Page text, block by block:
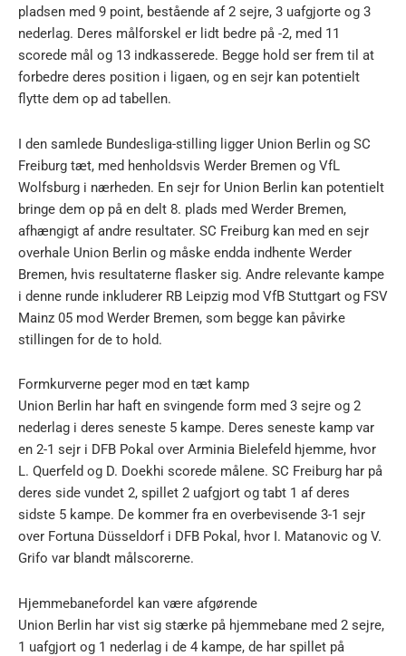
pladsen med 9 point, bestående af 2 sejre, 3 uafgjorte og 3
nederlag. Deres målforskel er lidt bedre på -2, med 11
scorede mål og 13 indkasserede. Begge hold ser frem til at
forbedre deres position i ligaen, og en sejr kan potentielt
flytte dem op ad tabellen.
I den samlede Bundesliga-stilling ligger Union Berlin og SC
Freiburg tæt, med henholdsvis Werder Bremen og VfL
Wolfsburg i nærheden. En sejr for Union Berlin kan potentielt
bringe dem op på en delt 8. plads med Werder Bremen,
afhængigt af andre resultater. SC Freiburg kan med en sejr
overhale Union Berlin og måske endda indhente Werder
Bremen, hvis resultaterne flasker sig. Andre relevante kampe
i denne runde inkluderer RB Leipzig mod VfB Stuttgart og FSV
Mainz 05 mod Werder Bremen, som begge kan påvirke
stillingen for de to hold.
Formkurverne peger mod en tæt kamp
Union Berlin har haft en svingende form med 3 sejre og 2
nederlag i deres seneste 5 kampe. Deres seneste kamp var
en 2-1 sejr i DFB Pokal over Arminia Bielefeld hjemme, hvor
L. Querfeld og D. Doekhi scorede målene. SC Freiburg har på
deres side vundet 2, spillet 2 uafgjort og tabt 1 af deres
sidste 5 kampe. De kommer fra en overbevisende 3-1 sejr
over Fortuna Düsseldorf i DFB Pokal, hvor I. Matanovic og V.
Grifo var blandt målscorerne.
Hjemmebanefordel kan være afgørende
Union Berlin har vist sig stærke på hjemmebane med 2 sejre,
1 uafgjort og 1 nederlag i de 4 kampe, de har spillet på